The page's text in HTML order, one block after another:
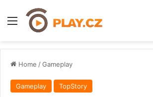
Menu
Home /Gameplay
Gameplay TopStory